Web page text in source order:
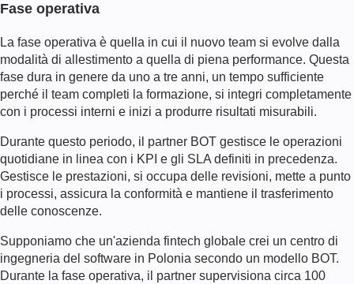
Fase operativa
La fase operativa è quella in cui il nuovo team si evolve dalla
modalità di allestimento a quella di piena performance. Questa
fase dura in genere da uno a tre anni, un tempo sufficiente
perché il team completi la formazione, si integri completamente
con i processi interni e inizi a produrre risultati misurabili.
Durante questo periodo, il partner BOT gestisce le operazioni
quotidiane in linea con i KPI e gli SLA definiti in precedenza.
Gestisce le prestazioni, si occupa delle revisioni, mette a punto
i processi, assicura la conformità e mantiene il trasferimento
delle conoscenze.
Supponiamo che un'azienda fintech globale crei un centro di
ingegneria del software in Polonia secondo un modello BOT.
Durante la fase operativa, il partner supervisiona circa 100